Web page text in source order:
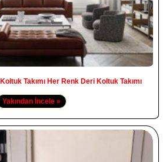
Takımı Her Renk Deri Koltuk Takımı
Yakından İncele »